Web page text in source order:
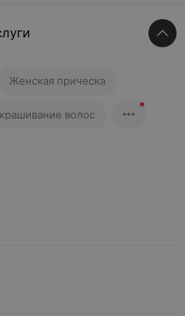
Женская прическа
волос